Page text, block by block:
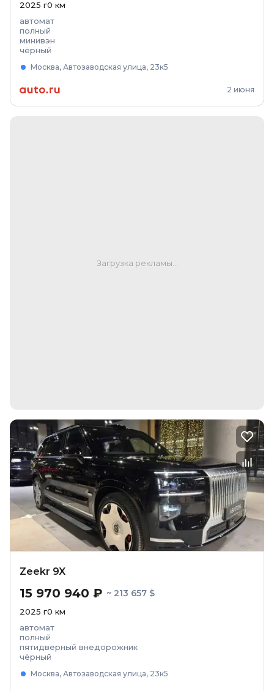
2025 г0 км
автомат
полный
минивэн
чёрный
Москва, Автозаводская улица, 23к5
2 июня
Загрузка рекламы...
Zeekr 9X
15 970 940 ₽ ~ 213 657 $
2025 г0 км
автомат
полный
пятидверный внедорожник
чёрный
Москва, Автозаводская улица, 23к5